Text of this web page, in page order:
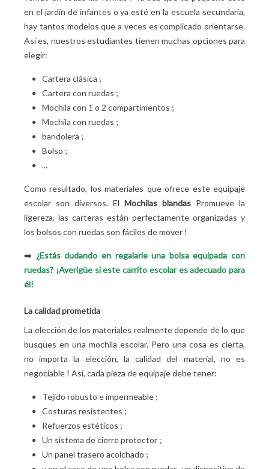
en el jardín de infantes o ya esté en la escuela secundaria,
hay tantos modelos que a veces es complicado orientarse.
Así es, nuestros estudiantes tienen muchas opciones para
elegir:
Cartera clásica ;
Cartera con ruedas ;
Mochila con 1 o 2 compartimentos ;
Mochila con ruedas ;
bandolera ;
Bolso ;
...
Como resultado, los materiales que ofrece este equipaje
escolar son diversos. El Mochilas blandas Promueve la
ligereza, las carteras están perfectamente organizadas y
los bolsos con ruedas son fáciles de mover !
➡️ ¿Estás dudando en regalarle una bolsa equipada con
ruedas? ¡Averigüe si este carrito escolar es adecuado para
él!
La calidad prometida
La elección de los materiales realmente depende de lo que
busques en una mochila escolar. Pero una cosa es cierta,
no importa la elección, la calidad del material, no es
negociable ! Así, cada pieza de equipaje debe tener:
Tejido robusto e impermeable ;
Costuras resistentes ;
Refuerzos estéticos ;
Un sistema de cierre protector ;
Un panel trasero acolchado ;